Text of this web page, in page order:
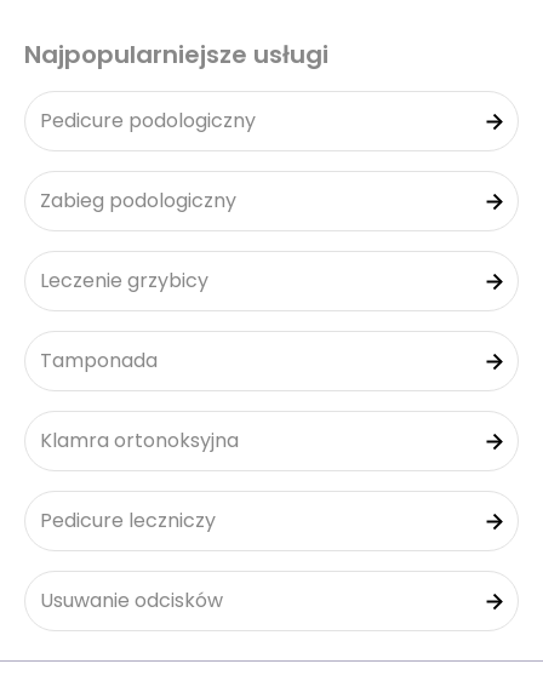
Najpopularniejsze usługi
Pedicure podologiczny
Zabieg podologiczny
Leczenie grzybicy
Tamponada
Klamra ortonoksyjna
Pedicure leczniczy
Usuwanie odcisków